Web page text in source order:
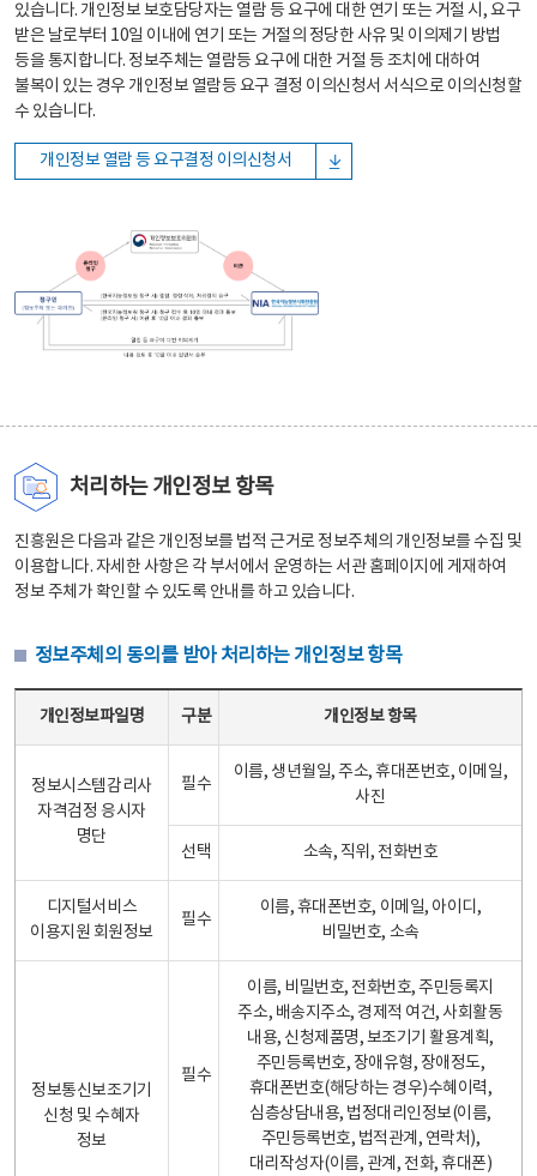
있습니다. 개인정보 보호담당자는 열람 등 요구에 대한 연기 또는 거절 시, 요구
받은 날로부터 10일 이내에 연기 또는 거절의 정당한 사유 및 이의제기 방법
등을 통지합니다. 정보주체는 열람등 요구에 대한 거절 등 조치에 대하여
불복이 있는 경우 개인정보 열람등 요구 결정 이의신청서 서식으로 이의신청할
수 있습니다.
개인정보 열람 등 요구결정 이의신청서
처리하는 개인정보 항목
진흥원은 다음과 같은 개인정보를 법적 근거로 정보주체의 개인정보를 수집 및
이용합니다. 자세한 사항은 각 부서에서 운영하는 서관 홈페이지에 게재하여
정보 주체가 확인할 수 있도록 안내를 하고 있습니다.
정보주체의 동의를 받아 처리하는 개인정보 항목
개인정보파일명 구분 개인정보 항목
정보시스템감리사
자격검정 응시자
명단
필수
이름, 생년월일, 주소, 휴대폰번호, 이메일,
사진
선택 소속, 직위, 전화번호
디지털서비스
이용지원 회원정보
필수
이름, 휴대폰번호, 이메일, 아이디,
비밀번호, 소속
정보통신보조기기
신청 및 수혜자
정보
필수
이름, 비밀번호, 전화번호, 주민등록지
주소, 배송지주소, 경제적 여건, 사회활동
내용, 신청제품명, 보조기기 활용계획,
주민등록번호, 장애유형, 장애정도,
휴대폰번호(해당하는 경우)수혜이력,
심층상담내용, 법정대리인정보(이름,
주민등록번호, 법적관계, 연락처),
대리작성자(이름, 관계, 전화, 휴대폰)